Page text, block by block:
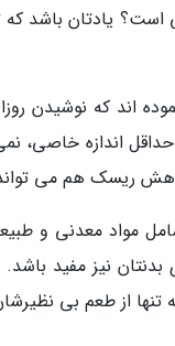
است؟ یادتان باشد
اند که نوشیدن
اندازه خاصی، نمی
ریسک هم می
مواد معدنی و
بدنتان نیز مفید
نه تنها از طعم بی